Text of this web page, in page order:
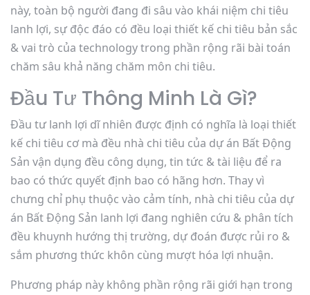
này, toàn bộ người đang đi sâu vào khái niệm chi tiêu
lanh lợi, sự độc đáo có đều loại thiết kế chi tiêu bản sắc
& vai trò của technology trong phần rộng rãi bài toán
chăm sâu khả năng chăm môn chi tiêu.
Đầu Tư Thông Minh Là Gì?
Đầu tư lanh lợi dĩ nhiên được định có nghĩa là loại thiết
kế chi tiêu cơ mà đều nhà chi tiêu của dự án Bất Động
Sản vận dụng đều công dụng, tin tức & tài liệu để ra
bao có thức quyết định bao có hãng hơn. Thay vì
chưng chỉ phụ thuộc vào cảm tính, nhà chi tiêu của dự
án Bất Động Sản lanh lợi đang nghiên cứu & phân tích
đều khuynh hướng thị trường, dự đoán được rủi ro &
sắm phương thức khôn cùng mượt hóa lợi nhuận.
Phương pháp này không phần rộng rãi giới hạn trong